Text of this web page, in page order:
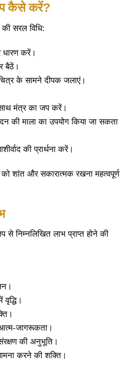
कैसे करें?
सरल विधि:
करें।
बैठें।
के सामने दीपक जलाएं।
मंत्र का जप करें।
की माला का उपयोग किया जा सकता
की प्रार्थना करें।
शांत और सकारात्मक रखना महत्वपूर्ण
से निम्नलिखित लाभ प्राप्त होने की
जागरूकता।
की अनुभूति।
करने की शक्ति।